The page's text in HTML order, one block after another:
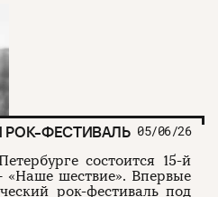
ФЕСТИВАЛЬ 05/06/26
состоится 15-й
«Наше шествие». Впервые
рок-фестиваль под